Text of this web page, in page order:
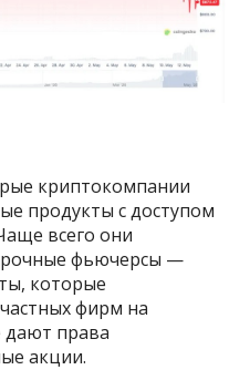
криптокомпании
продукты с доступом
всего они
фьючерсы —
которые
фирм на
дают права
акции.